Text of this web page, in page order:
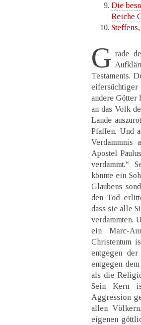
Die
Reiche
G rade
Testaments.
andere Götter
an das Volk
Lande
Pfaffen. Und
Verdammnis
Apostel
verdammt.“
könnte ein
Glaubens
den Tod
dass sie alle
verdammten.
ein Marc-
Christentum
entgegen
entgegen
als die
Sein Kern
Aggression
allen
eigenen